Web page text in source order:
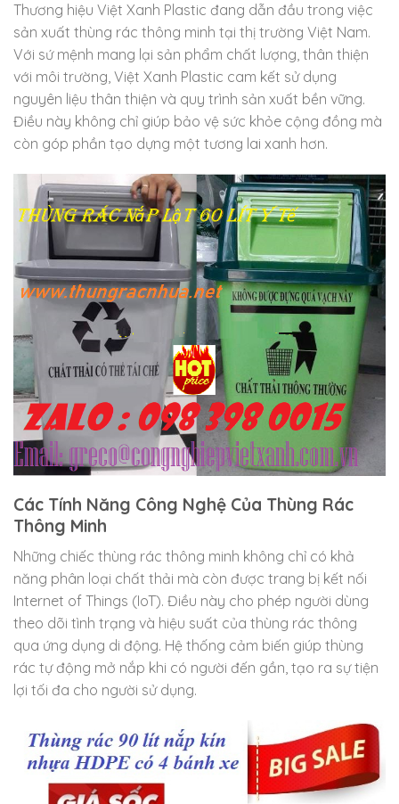
Thương hiệu Việt Xanh Plastic đang dẫn đầu trong việc
sản xuất thùng rác thông minh tại thị trường Việt Nam.
Với sứ mệnh mang lại sản phẩm chất lượng, thân thiện
với môi trường, Việt Xanh Plastic cam kết sử dụng
nguyên liệu thân thiện và quy trình sản xuất bền vững.
Điều này không chỉ giúp bảo vệ sức khỏe cộng đồng mà
còn góp phần tạo dựng một tương lai xanh hơn.
Các Tính Năng Công Nghệ Của Thùng Rác
Thông Minh
Những chiếc thùng rác thông minh không chỉ có khả
năng phân loại chất thải mà còn được trang bị kết nối
Internet of Things (IoT). Điều này cho phép người dùng
theo dõi tình trạng và hiệu suất của thùng rác thông
qua ứng dụng di động. Hệ thống cảm biến giúp thùng
rác tự động mở nắp khi có người đến gần, tạo ra sự tiện
lợi tối đa cho người sử dụng.